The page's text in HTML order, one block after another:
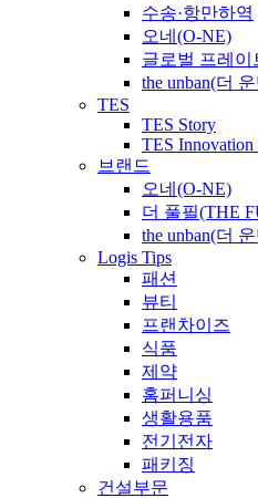
수송·항만하역
오네(O-NE)
글로벌 프레이
the unban(더
TES
TES Story
TES Innovation
브랜드
오네(O-NE)
더 풀필(THE
the unban(더
Logis Tips
패션
뷰티
프랜차이즈
식품
제약
홈퍼니싱
생활용품
전기전자
패키징
건설부문